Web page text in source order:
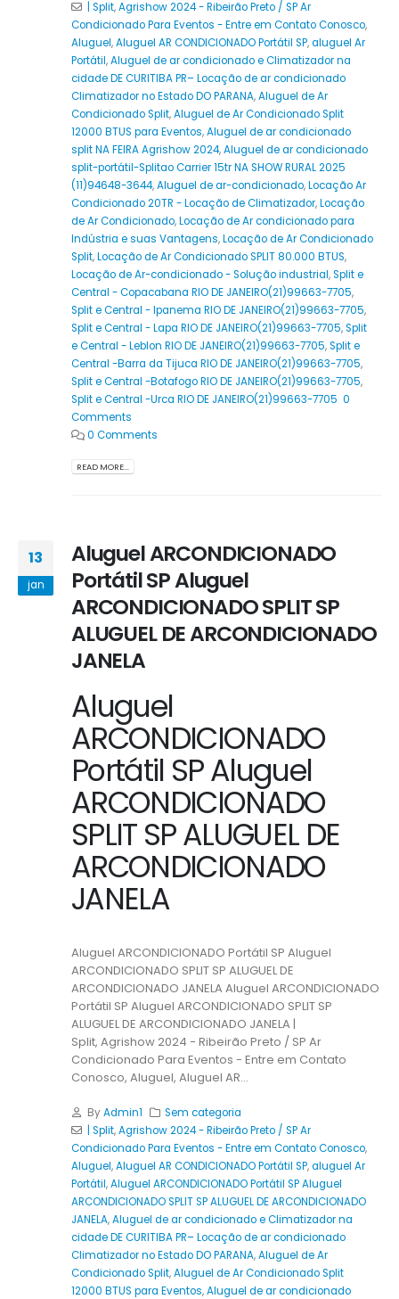
| Split,Agrishow 2024 - Ribeirão Preto / SP Ar
Condicionado Para Eventos - Entre em Contato Conosco,
Aluguel,Aluguel AR CONDICIONADO Portátil SP,aluguel Ar
Portátil,Aluguel de ar condicionado e Climatizador na
cidade DE CURITIBA PR– Locação de ar condicionado
Climatizador no Estado DO PARANA,Aluguel de Ar
Condicionado Split,Aluguel de Ar Condicionado Split
12000 BTUS para Eventos,Aluguel de ar condicionado
split NA FEIRA Agrishow 2024,Aluguel de ar condicionado
split-portátil-Splitao Carrier 15tr NA SHOW RURAL 2025
(11)94648-3644,Aluguel de ar-condicionado,Locação Ar
Condicionado 20TR - Locação de Climatizador,Locação
de Ar Condicionado,Locação de Ar condicionado para
Indústria e suas Vantagens,Locação de Ar Condicionado
Split,Locação de Ar Condicionado SPLIT 80.000 BTUS,
Locação de Ar-condicionado - Solução industrial,Split e
Central - Copacabana RIO DE JANEIRO(21)99663-7705,
Split e Central - Ipanema RIO DE JANEIRO(21)99663-7705,
Split e Central - Lapa RIO DE JANEIRO(21)99663-7705,Split
e Central - Leblon RIO DE JANEIRO(21)99663-7705,Split e
Central -Barra da Tijuca RIO DE JANEIRO(21)99663-7705,
Split e Central -Botafogo RIO DE JANEIRO(21)99663-7705,
Split e Central -Urca RIO DE JANEIRO(21)99663-7705 0
Comments
0 Comments
READ MORE...
13
jan
Aluguel ARCONDICIONADO
Portátil SP Aluguel
ARCONDICIONADO SPLIT SP
ALUGUEL DE ARCONDICIONADO
JANELA
Aluguel
ARCONDICIONADO
Portátil SP Aluguel
ARCONDICIONADO
SPLIT SP ALUGUEL DE
ARCONDICIONADO
JANELA
Aluguel ARCONDICIONADO Portátil SP Aluguel
ARCONDICIONADO SPLIT SP ALUGUEL DE
ARCONDICIONADO JANELA Aluguel ARCONDICIONADO
Portátil SP Aluguel ARCONDICIONADO SPLIT SP
ALUGUEL DE ARCONDICIONADO JANELA |
Split, Agrishow 2024 - Ribeirão Preto / SP Ar
Condicionado Para Eventos - Entre em Contato
Conosco, Aluguel, Aluguel AR...
ByAdmin1
Sem categoria
| Split,Agrishow 2024 - Ribeirão Preto / SP Ar
Condicionado Para Eventos - Entre em Contato Conosco,
Aluguel,Aluguel AR CONDICIONADO Portátil SP,aluguel Ar
Portátil,Aluguel ARCONDICIONADO Portátil SP Aluguel
ARCONDICIONADO SPLIT SP ALUGUEL DE ARCONDICIONADO
JANELA,Aluguel de ar condicionado e Climatizador na
cidade DE CURITIBA PR– Locação de ar condicionado
Climatizador no Estado DO PARANA,Aluguel de Ar
Condicionado Split,Aluguel de Ar Condicionado Split
12000 BTUS para Eventos,Aluguel de ar condicionado